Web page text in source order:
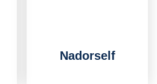
Nadorself